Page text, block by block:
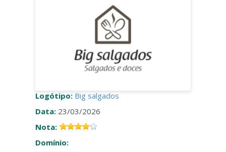
Logótipo: Big salgados
Data: 23/03/2026
Nota:
Domínio: